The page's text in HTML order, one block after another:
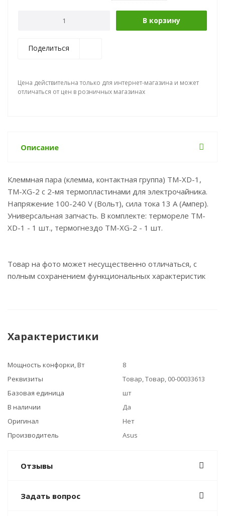
В корзину
Поделиться
Цена действительна только для интернет-магазина и может
отличаться от цен в розничных магазинах
Описание
Клеммная пара (клемма, контактная группа) TM-XD-1,
TM-XG-2 с 2-мя термопластинами для электрочайника.
Напряжение 100-240 V (Вольт), сила тока 13 A (Ампер).
Универсальная запчасть. В комплекте: термореле TM-
XD-1 - 1 шт., термогнездо TM-XG-2 - 1 шт.
Товар на фото может несущественно отличаться, с
полным сохранением функциональных характеристик
Характеристики
Мощность конфорки, Вт
8
Реквизиты
Товар, Товар, 00-00033613
Базовая единица
шт
В наличии
Да
Оригинал
Нет
Производитель
Asus
Отзывы
Задать вопрос